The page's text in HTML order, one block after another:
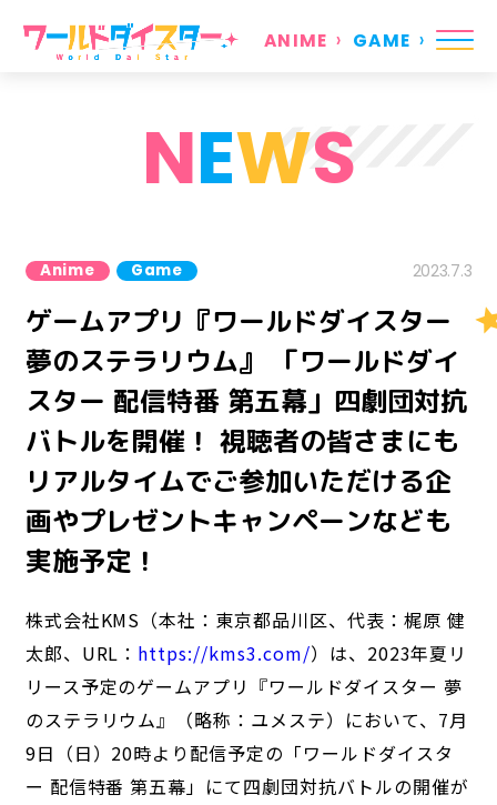
ANIME GAME
ANIME
NEWS STORY
CHARACTER
NEWS
Anime Game 2023.7.3
ゲームアプリ『ワールドダイスター
夢のステラリウム』 「ワールドダイ
スター 配信特番 第五幕」四劇団対抗
バトルを開催！ 視聴者の皆さまにも
リアルタイムでご参加いただける企
画やプレゼントキャンペーンなども
実施予定！
株式会社KMS（本社：東京都品川区、代表：梶原 健
太郎、URL： https://kms3.com/）は、2023年夏リ
リース予定のゲームアプリ『ワールドダイスター 夢
のステラリウム』（略称：ユメステ）において、7月
9日（日）20時より配信予定の「ワールドダイスタ
ー 配信特番 第五幕」にて四劇団対抗バトルの開催が